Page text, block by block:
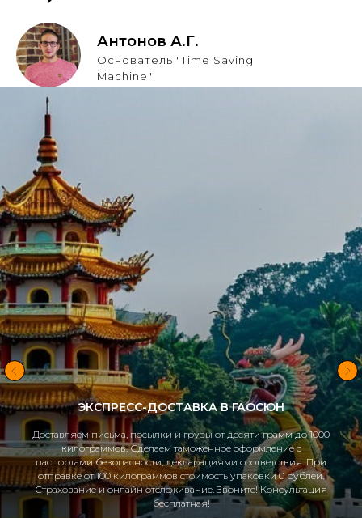
Антонов А.Г.
Основатель "Time Saving
Machine"
ЭКСПРЕСС-ДОСТАВКА В ГАОСЮН
Доставляем письма, посылки и грузы от десяти грамм до 1000
килограммов. Сделаем таможенное оформление с
паспортами безопасности, декларациями соответствия. При
отправке от 100 килограммов стоимость упаковки 0 рублей.
Страхование и онлайн отслеживание. Звоните! Консультация
бесплатная!